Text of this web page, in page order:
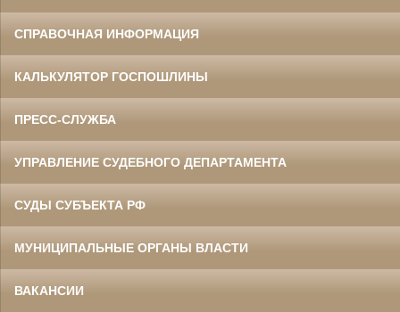
СПРАВОЧНАЯ ИНФОРМАЦИЯ
КАЛЬКУЛЯТОР ГОСПОШЛИНЫ
ПРЕСС-СЛУЖБА
УПРАВЛЕНИЕ СУДЕБНОГО ДЕПАРТАМЕНТА
СУДЫ СУБЪЕКТА РФ
МУНИЦИПАЛЬНЫЕ ОРГАНЫ ВЛАСТИ
ВАКАНСИИ